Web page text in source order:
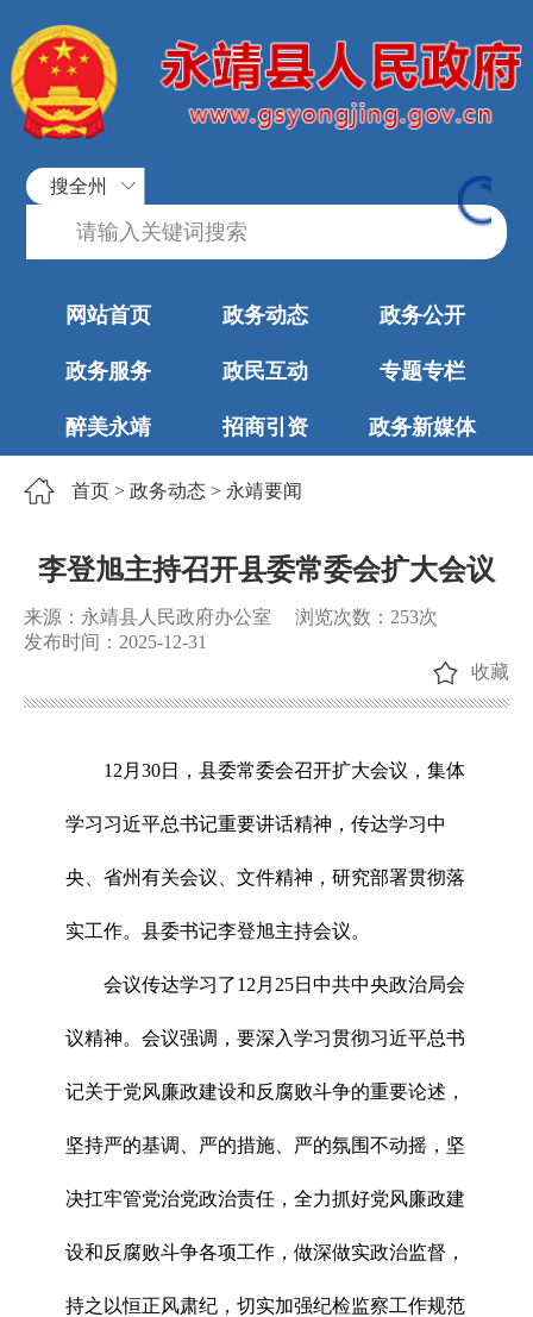
搜全州
网站首页 政务动态 政务公开
政务服务 政民互动 专题专栏
醉美永靖 招商引资 政务新媒体
首页 > 政务动态 > 永靖要闻
李登旭主持召开县委常委会扩大会议
来源：永靖县人民政府办公室 浏览次数： 253次
发布时间：2025-12-31
收藏
12月30日，县委常委会召开扩大会议，集体
学习习近平总书记重要讲话精神，传达学习中
央、省州有关会议、文件精神，研究部署贯彻落
实工作。县委书记李登旭主持会议。
会议传达学习了12月25日中共中央政治局会
议精神。会议强调，要深入学习贯彻习近平总书
记关于党风廉政建设和反腐败斗争的重要论述，
坚持严的基调、严的措施、严的氛围不动摇，坚
决扛牢管党治党政治责任，全力抓好党风廉政建
设和反腐败斗争各项工作，做深做实政治监督，
持之以恒正风肃纪，切实加强纪检监察工作规范